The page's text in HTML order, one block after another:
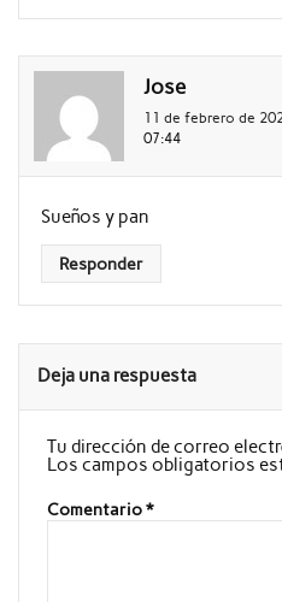
Jose
11 de febrero de
07:44
Sueños y pan
Responder
Deja una respuesta
Tu dirección de correo
Los campos obligatorios
Comentario*